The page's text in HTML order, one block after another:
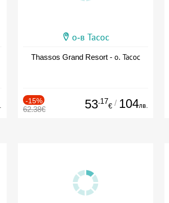
о-в Тасос
Thassos Grand Resort - о. Тасос
-15%
62.38€ 53.17
€ / 104лв.